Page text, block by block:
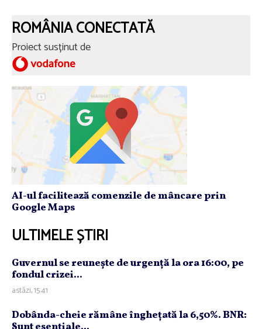
ROMÂNIA CONECTATĂ
Proiect susținut de
AI-ul facilitează comenzile de mâncare prin
Google Maps
ULTIMELE ȘTIRI
Guvernul se reuneşte de urgenţă la ora 16:00, pe
fondul crizei...
astăzi, 15:41
Dobânda-cheie rămâne îngheţată la 6,50%. BNR: